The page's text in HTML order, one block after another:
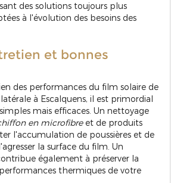
des solutions toujours plus
à l'évolution des besoins des
et bonnes
des performances du film solaire de
à Escalquens, il est primordial
mais efficaces. Un nettoyage
en microfibreet de produits
l'accumulation de poussières et de
la surface du film. Un
également à préserver la
thermiques de votre